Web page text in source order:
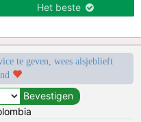
Het beste
te geven, wees alsjeblieft